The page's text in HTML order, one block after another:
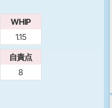
WHIP
1.15
自責点
8